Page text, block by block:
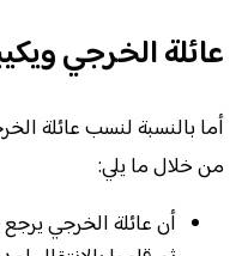
عائلة الخرجي
أما بالنسبة لنسب عائلة
من خلال ما يلي:
أن عائلة الخرجي